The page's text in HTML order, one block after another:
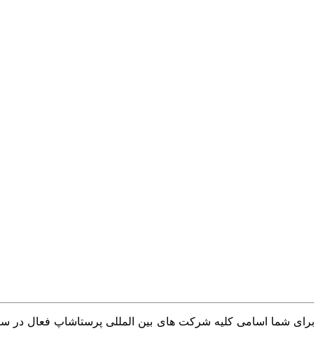
برای شما اسامی کلیه شرکت های بین المللی پرستاشاپ فعال در